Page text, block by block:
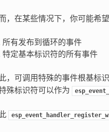
，在某些情况下，你可能希
所有发布到循环的事件
特定基本标识符的所有事件
，可调用特殊的事件根基标
殊标识符可以作为